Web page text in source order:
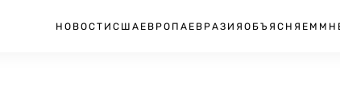
НОВОСТИ США ЕВРОПА ЕВРАЗИЯ ОБЪЯСНЯЕМ